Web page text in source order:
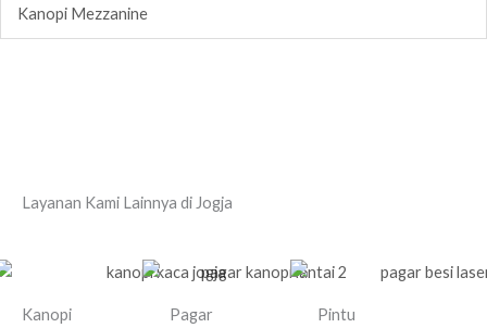
Kanopi Mezzanine
Layanan Kami Lainnya di Jogja
Kanopi Pagar Pintu